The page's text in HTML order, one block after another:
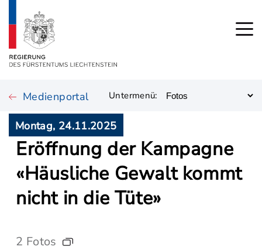
Medienportal Untermenü:
Montag, 24.11.2025
Eröffnung der Kampagne
«Häusliche Gewalt kommt
nicht in die Tüte»
2 Fotos